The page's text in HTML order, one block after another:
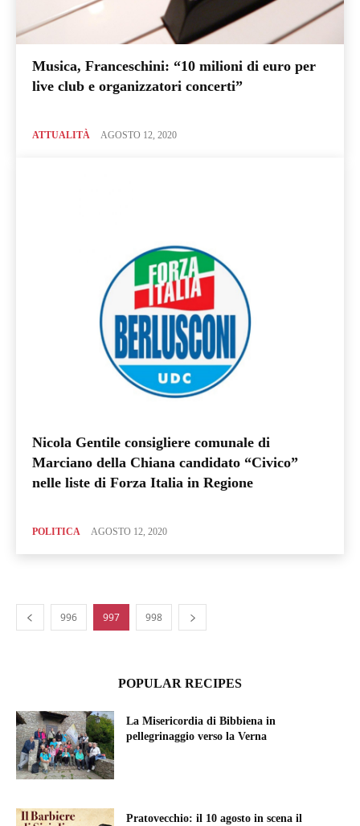
Musica, Franceschini: “10 milioni di euro per
live club e organizzatori concerti”
ATTUALITÀ AGOSTO 12, 2020
Nicola Gentile consigliere comunale di
Marciano della Chiana candidato “Civico”
nelle liste di Forza Italia in Regione
POLITICA AGOSTO 12, 2020
996 997 998
POPULAR RECIPES
La Misericordia di Bibbiena in
pellegrinaggio verso la Verna
Pratovecchio: il 10 agosto in scena il